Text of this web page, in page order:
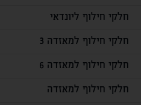
חלקי חילוף ליונדאי
חלקי חילוף למאזדה 3
חלקי חילוף למאזדה 6
חלקי חילוף למאזדה